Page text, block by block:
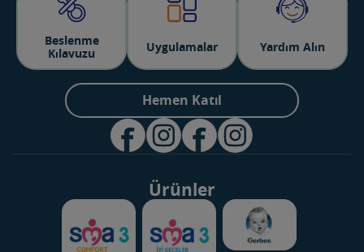
Beslenme
Kılavuzu
Uygulamalar Yardım Alın
Hemen Katıl
Ürünler